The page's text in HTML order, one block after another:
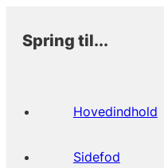
Spring til...
Hovedindhold
Sidefod